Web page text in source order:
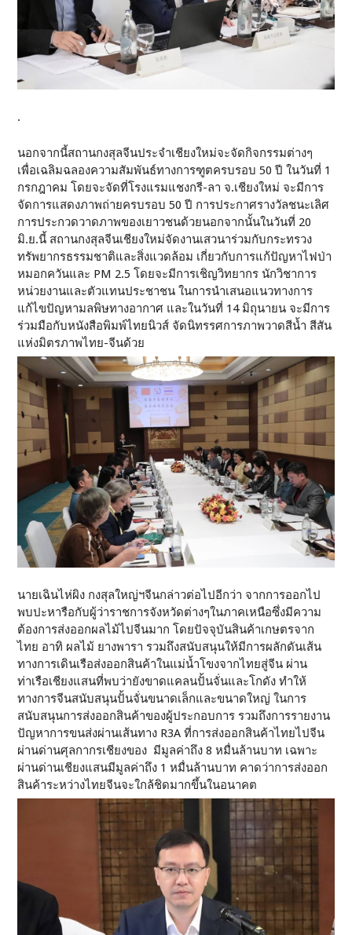
.
นอกจากนี้สถานกงสุลจีนประจำเชียงใหม่จะจัดกิจกรรมต่างๆ
เพื่อเฉลิมฉลองความสัมพันธ์ทางการฑูตครบรอบ 50 ปี ในวันที่ 1
กรกฎาคม โดยจะจัดที่โรงแรมแชงกรี-ลา จ.เชียงใหม่ จะมีการ
จัดการแสดงภาพถ่ายครบรอบ 50 ปี การประกาศรางวัลชนะเลิศ
การประกวดวาดภาพของเยาวชนด้วยนอกจากนั้นในวันที่ 20
มิ.ย.นี้ สถานกงสุลจีนเชียงใหม่จัดงานเสวนาร่วมกับกระทรวง
ทรัพยากรธรรมชาติและสิ่งแวดล้อม เกี่ยวกับการแก้ปัญหาไฟป่า
หมอกควันและ PM 2.5 โดยจะมีการเชิญวิทยากร นักวิชาการ
หน่วยงานและตัวแทนประชาชน ในการนำเสนอแนวทางการ
แก้ไขปัญหามลพิษทางอากาศ และในวันที่ 14 มิถุนายน จะมีการ
ร่วมมือกับหนังสือพิมพ์ไทยนิวส์ จัดนิทรรศการภาพวาดสีน้ำ สีสัน
แห่งมิตรภาพไทย-จีนด้วย
นายเฉินไห่ผิง กงสุลใหญ่ฯจีนกล่าวต่อไปอีกว่า จากการออกไป
พบปะหารือกับผู้ว่าราชการจังหวัดต่างๆในภาคเหนือซึ่งมีความ
ต้องการส่งออกผลไม้ไปจีนมาก โดยปัจจุบันสินค้าเกษตรจาก
ไทย อาทิ ผลไม้ ยางพารา รวมถึงสนับสนุนให้มีการผลักดันเส้น
ทางการเดินเรือส่งออกสินค้าในแม่น้ำโขงจากไทยสู่จีน ผ่าน
ท่าเรือเชียงแสนที่พบว่ายังขาดแคลนปั้นจั่นและโกดัง ทำให้
ทางการจีนสนับสนุนปั้นจั่นขนาดเล็กและขนาดใหญ่ ในการ
สนับสนุนการส่งออกสินค้าของผู้ประกอบการ รวมถึงการรายงาน
ปัญหาการขนส่งผ่านเส้นทาง R3A ที่การส่งออกสินค้าไทยไปจีน
ผ่านด่านศุลกากรเชียงของ มีมูลค่าถึง 8 หมื่นล้านบาท เฉพาะ
ผ่านด่านเชียงแสนมีมูลค่าถึง 1 หมื่นล้านบาท คาดว่าการส่งออก
สินค้าระหว่างไทยจีนจะใกล้ชิดมากขึ้นในอนาคต